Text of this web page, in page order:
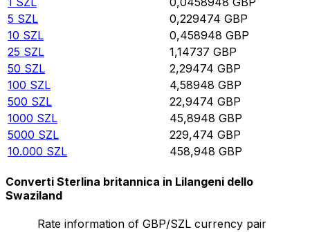
5 SZL 0,229474 GBP
10 SZL 0,458948 GBP
25 SZL 1,14737 GBP
50 SZL 2,29474 GBP
100 SZL 4,58948 GBP
500 SZL 22,9474 GBP
1000 SZL 45,8948 GBP
5000 SZL 229,474 GBP
10.000 SZL 458,948 GBP
Converti Sterlina britannica in Lilangeni dello
Swaziland
Rate information of GBP/SZL currency pair